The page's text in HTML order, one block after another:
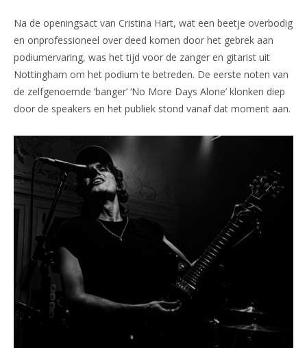
Na de openingsact van Cristina Hart, wat een beetje overbodig
en onprofessioneel over deed komen door het gebrek aan
podiumervaring, was het tijd voor de zanger en gitarist uit
Nottingham om het podium te betreden. De eerste noten van
de zelfgenoemde ‘banger’ ‘No More Days Alone’ klonken diep
door de speakers en het publiek stond vanaf dat moment aan.